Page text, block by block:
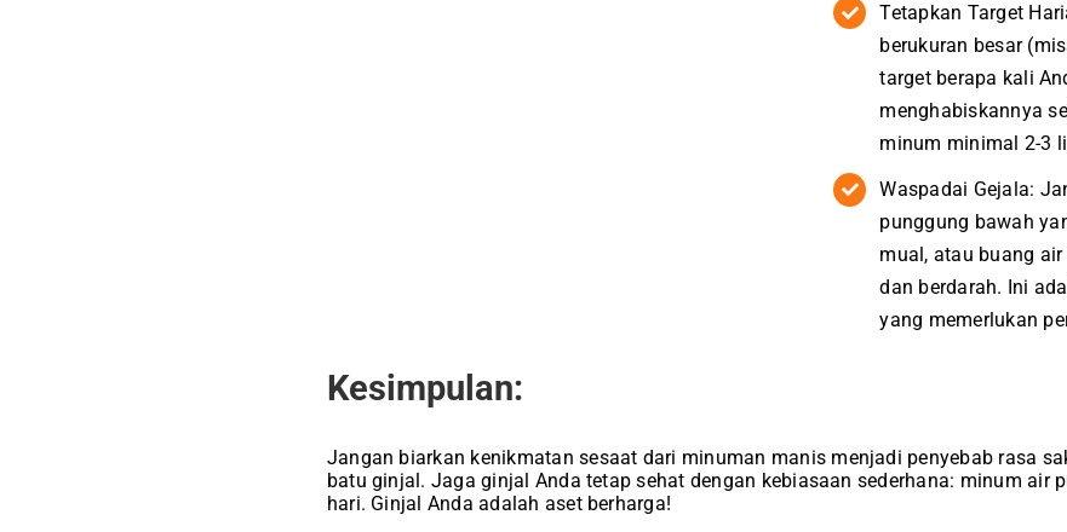
Tetapkan Target
berukuran besar
target berapa kali
menghabiskannya
minum minimal 2-3
Waspadai Gejala:
punggung bawah
mual, atau buang
dan berdarah. Ini
yang memerlukan
Kesimpulan:
Jangan biarkan kenikmatan sesaat dari minuman manis menjadi penyebab rasa
batu ginjal. Jaga ginjal Anda tetap sehat dengan kebiasaan sederhana: minum air
hari. Ginjal Anda adalah aset berharga!